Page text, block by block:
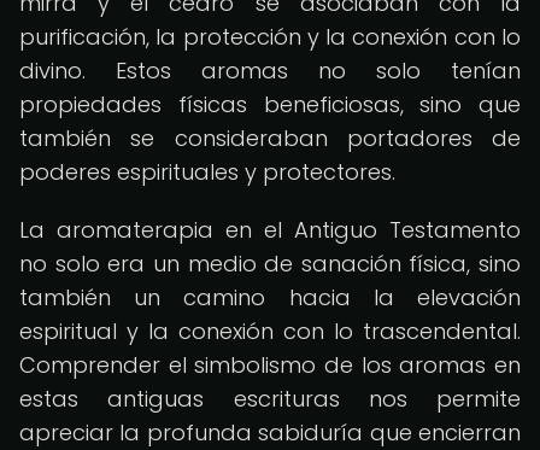
purificación, la protección y la conexión con lo
divino. Estos aromas no solo tenían
propiedades físicas beneficiosas, sino que
también se consideraban portadores de
poderes espirituales y protectores.
La aromaterapia en el Antiguo Testamento
no solo era un medio de sanación física, sino
también un camino hacia la elevación
espiritual y la conexión con lo trascendental.
Comprender el simbolismo de los aromas en
estas antiguas escrituras nos permite
apreciar la profunda sabiduría que encierran